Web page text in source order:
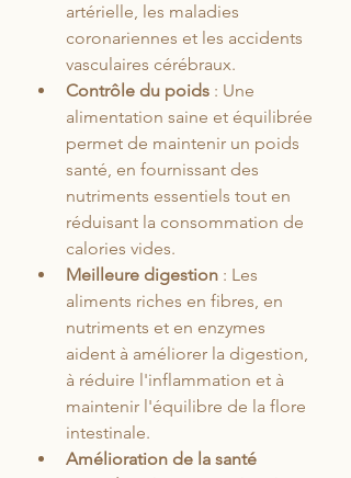
artérielle, les maladies
coronariennes et les accidents
vasculaires cérébraux.
Contrôle du poids : Une
alimentation saine et équilibrée
permet de maintenir un poids
santé, en fournissant des
nutriments essentiels tout en
réduisant la consommation de
calories vides.
Meilleure digestion : Les
aliments riches en fibres, en
nutriments et en enzymes
aident à améliorer la digestion,
à réduire l'inflammation et à
maintenir l'équilibre de la flore
intestinale.
Amélioration de la santé